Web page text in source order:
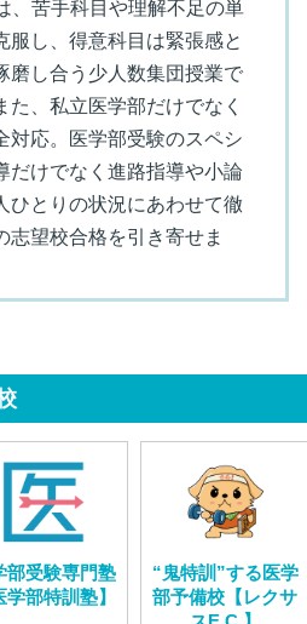
、苦手科目や理解不足の単
服し、得意科目は緊張感と
磨し合う少人数集団授業で
た、私立医学部だけでなく
対応。医学部受験のスペシ
だけでなく進路指導や小論
ひとりの状況にあわせて徹
志望校合格を引き寄せま
部受験専門塾
学部特訓塾】
“鬼特訓”する医学
部予備校【レクサ